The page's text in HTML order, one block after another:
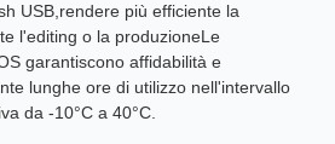
USB,rendere più efficiente la
l'editing o la produzioneLe
garantiscono affidabilità e
lunghe ore di utilizzo nell'intervallo
da -10°C a 40°C.